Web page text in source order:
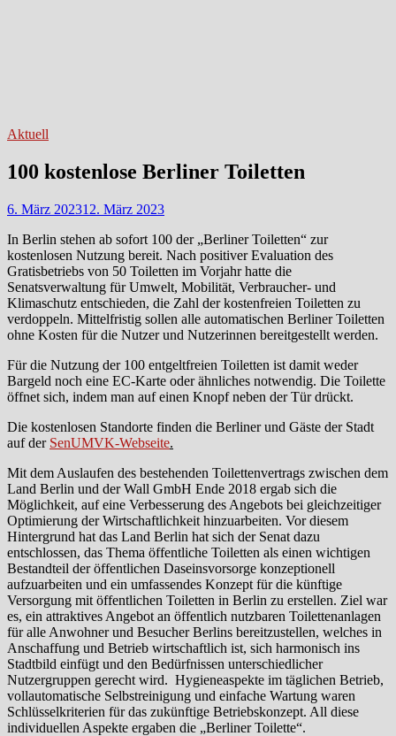
Aktuell
100 kostenlose Berliner Toiletten
6. März 202312. März 2023
In Berlin stehen ab sofort 100 der „Berliner Toiletten“ zur
kostenlosen Nutzung bereit. Nach positiver Evaluation des
Gratisbetriebs von 50 Toiletten im Vorjahr hatte die
Senatsverwaltung für Umwelt, Mobilität, Verbraucher- und
Klimaschutz entschieden, die Zahl der kostenfreien Toiletten zu
verdoppeln. Mittelfristig sollen alle automatischen Berliner Toiletten
ohne Kosten für die Nutzer und Nutzerinnen bereitgestellt werden.
Für die Nutzung der 100 entgeltfreien Toiletten ist damit weder
Bargeld noch eine EC-Karte oder ähnliches notwendig. Die Toilette
öffnet sich, indem man auf einen Knopf neben der Tür drückt.
Die kostenlosen Standorte finden die Berliner und Gäste der Stadt
auf der SenUMVK-Webseite.
Mit dem Auslaufen des bestehenden Toilettenvertrags zwischen dem
Land Berlin und der Wall GmbH Ende 2018 ergab sich die
Möglichkeit, auf eine Verbesserung des Angebots bei gleichzeitiger
Optimierung der Wirtschaftlichkeit hinzuarbeiten. Vor diesem
Hintergrund hat das Land Berlin hat sich der Senat dazu
entschlossen, das Thema öffentliche Toiletten als einen wichtigen
Bestandteil der öffentlichen Daseinsvorsorge konzeptionell
aufzuarbeiten und ein umfassendes Konzept für die künftige
Versorgung mit öffentlichen Toiletten in Berlin zu erstellen. Ziel war
es, ein attraktives Angebot an öffentlich nutzbaren Toilettenanlagen
für alle Anwohner und Besucher Berlins bereitzustellen, welches in
Anschaffung und Betrieb wirtschaftlich ist, sich harmonisch ins
Stadtbild einfügt und den Bedürfnissen unterschiedlicher
Nutzergruppen gerecht wird. Hygieneaspekte im täglichen Betrieb,
vollautomatische Selbstreinigung und einfache Wartung waren
Schlüsselkriterien für das zukünftige Betriebskonzept. All diese
individuellen Aspekte ergaben die „Berliner Toilette“.